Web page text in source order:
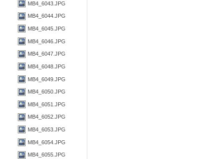
MB4_6043.JPG
MB4_6044.JPG
MB4_6045.JPG
MB4_6046.JPG
MB4_6047.JPG
MB4_6048.JPG
MB4_6049.JPG
MB4_6050.JPG
MB4_6051.JPG
MB4_6052.JPG
MB4_6053.JPG
MB4_6054.JPG
MB4_6055.JPG